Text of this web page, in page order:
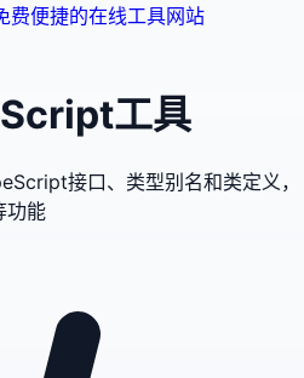
费便捷的在线工具网站
工具
接口、类型别名和类定义，
功能